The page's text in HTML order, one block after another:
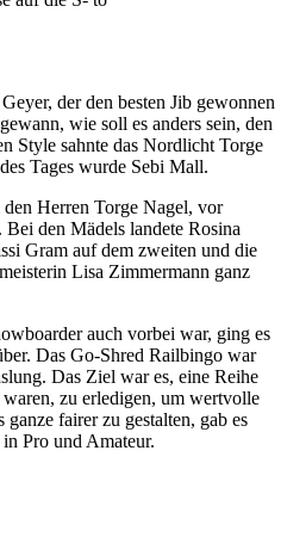
der den besten Jib gewonnen
wie soll es anders sein, den
Style sahnte das Nordlicht Torge
Tages wurde Sebi Mall.
Herren Torge Nagel, vor
den Mädels landete Rosina
Gram auf dem zweiten und die
Lisa Zimmermann ganz
auch vorbei war, ging es
Das Go-Shred Railbingo war
Das Ziel war es, eine Reihe
zu erledigen, um wertvolle
ganze fairer zu gestalten, gab es
Pro und Amateur.